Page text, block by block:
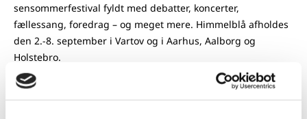
sensommerfestival fyldt med debatter, koncerter,
fællessang, foredrag – og meget mere. Himmelblå afholdes
den 2.-8. september i Vartov og i Aarhus, Aalborg og
Holstebro.